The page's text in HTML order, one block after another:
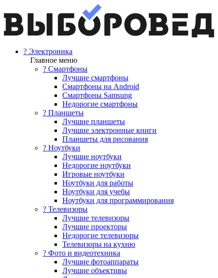
? Электроника
Главное меню
? Смартфоны
Лучшие смартфоны
Смартфоны на Android
Смартфоны Samsung
Недорогие смартфоны
? Планшеты
Лучшие планшеты
Лучшие электронные книги
Планшеты для рисования
? Ноутбуки
Лучшие ноутбуки
Недорогие ноутбуки
Игровые ноутбуки
Ноутбуки для работы
Ноутбуки для учебы
Ноутбуки для программирования
? Телевизоры
Лучшие телевизоры
Лучшие проекторы
Недорогие телевизоры
Телевизоры на кухню
? Фото и видеотехника
Лучшие фотоаппараты
Лучшие объективы